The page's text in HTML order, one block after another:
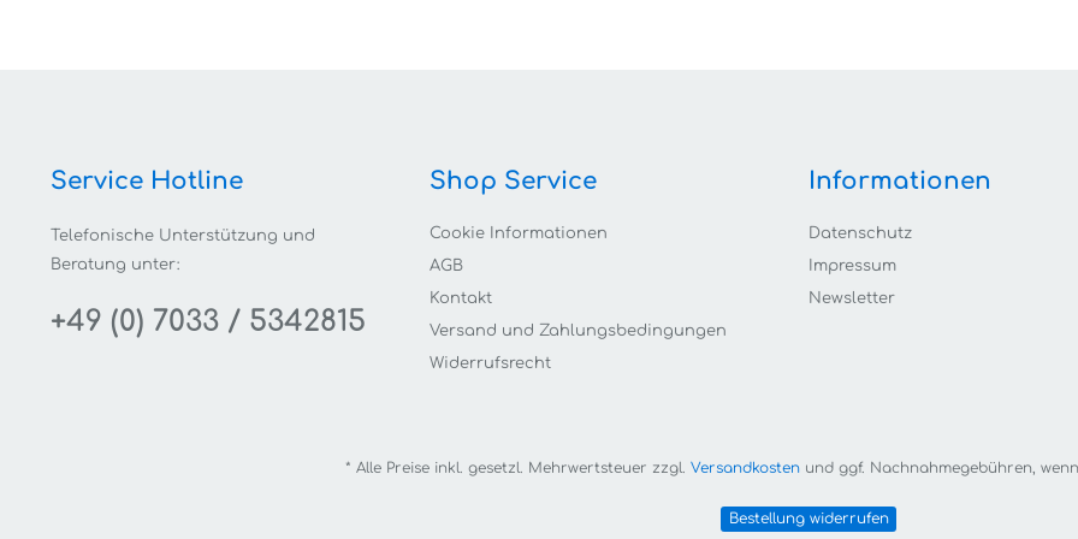
Service Hotline
Telefonische Unterstützung und
Beratung unter:
+49 (0) 7033 / 5342815
Shop Service
Cookie Informationen
AGB
Kontakt
Versand und Zahlungsbedingungen
Widerrufsrecht
Informationen
Datenschutz
Impressum
Newsletter
* Alle Preise inkl. gesetzl. Mehrwertsteuer zzgl. Versandkostenund ggf. Nachnahmegebühren,
Bestellung widerrufen